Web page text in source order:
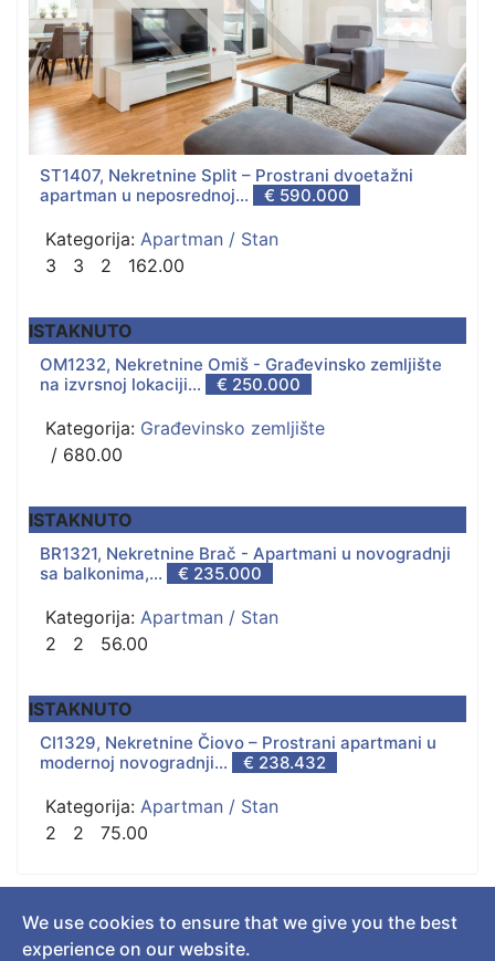
ST1407, Nekretnine Split – Prostrani dvoetažni
apartman u neposrednoj...
€ 590.000
Kategorija: Apartman / Stan
3
3 2 162.00
ISTAKNUTO
OM1232, Nekretnine Omiš - Građevinsko zemljište
na izvrsnoj lokaciji...
€ 250.000
Kategorija: Građevinsko zemljište
/ 680.00
ISTAKNUTO
BR1321, Nekretnine Brač - Apartmani u novogradnji
sa balkonima,...
€ 235.000
Kategorija: Apartman / Stan
2
2 56.00
ISTAKNUTO
CI1329, Nekretnine Čiovo – Prostrani apartmani u
modernoj novogradnji...
€ 238.432
Kategorija: Apartman / Stan
2
2 75.00
© 2018 Real Estate Croatia. All Rights Reserved. Designed by
We use cookies to ensure that we give you the best
experience on our website.